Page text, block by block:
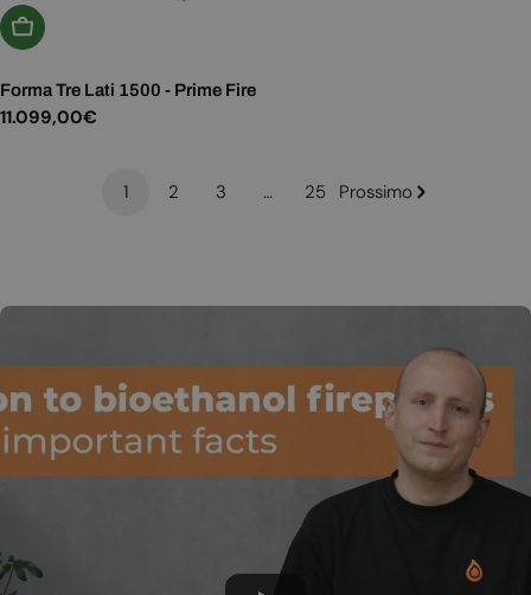
Aggiungi Al Carrello
Forma Tre Lati 1500 - Prime Fire
Prezzo
11.099,00€
1 2 3 … 25 Prossimo